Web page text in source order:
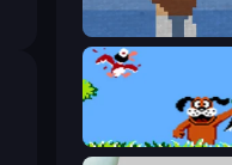
Duck Hunt